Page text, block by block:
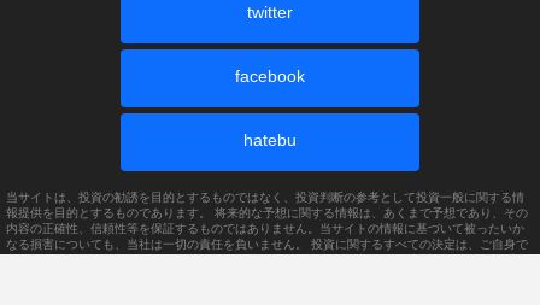
twitter
facebook
hatebu
当サイトは、投資の勧誘を目的とするものではなく、投資判断の参考として投資一般に関する情
報提供を目的とするものであります。 将来的な予想に関する情報は、あくまで予想であり、その
内容の正確性、信頼性等を保証するものではありません。当サイトの情報に基づいて被ったいか
なる損害についても、当社は一切の責任を負いません。 投資に関するすべての決定は、ご自身で